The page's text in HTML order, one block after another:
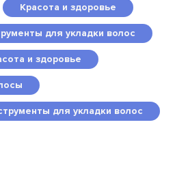
Красота и здоровье
для укладки волос
и здоровье
для укладки волос